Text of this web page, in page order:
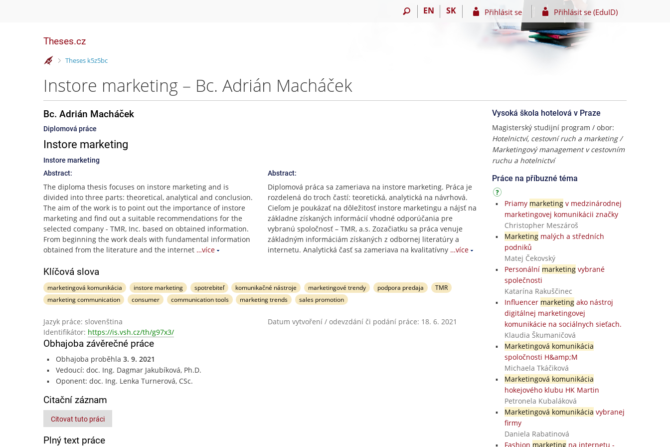
EN SK Přihlásit se Přihlásit se (EduID)
Theses.cz
>
Theses k5z5bc
Instore marketing – Bc. Adrián Macháček
Bc. Adrián Macháček
Diplomová práce
Instore marketing
Instore marketing
Abstract:
The diploma thesis focuses on instore marketing and is
divided into three parts: theoretical, analytical and conclusion.
The aim of the work is to point out the importance of instore
marketing and find out a suitable recommendations for the
selected company - TMR, Inc. based on obtained information.
From beginning the work deals with fundamental information
obtained from the literature and the internet …více
Abstract:
Diplomová práca sa zameriava na instore marketing. Práca je
rozdelená do troch častí: teoretická, analytická na návrhová.
Cieľom je poukázať na dôležitosť instore marketingu a nájsť na
základne získaných informácií vhodné odporúčania pre
vybranú spoločnosť – TMR, a.s. Zozačiatku sa práca venuje
základným informáciám získaných z odbornej literatúry a
internetu. Analytická časť sa zameriava na kvalitatívny …více
Klíčová slova
marketingová komunikácia instore marketing spotrebiteľ komunikačné nástroje marketingové trendy podpora predaja
TMR
marketing communication
consumer communication tools marketing trends sales promotion
Jazyk práce: slovenština
Datum vytvoření / odevzdání či podání práce: 18. 6. 2021
Identifikátor: https://is.vsh.cz/th/g97x3/
Obhajoba závěrečné práce
Obhajoba proběhla 3. 9. 2021
Vedoucí: doc. Ing. Dagmar Jakubíková, Ph.D.
Oponent: doc. Ing. Lenka Turnerová, CSc.
Citační záznam
Citovat tuto práci
Plný text práce
Vysoká škola hotelová v Praze
Magisterský studijní program / obor:
Hotelnictví, cestovní ruch a marketing /
Marketingový management v cestovním
ruchu a hotelnictví
Práce na příbuzné téma
Priamy marketingv medzinárodnej
marketingovej komunikácii značky
Christopher Meszároš
Marketingmalých a středních
podniků
Matej Čekovský
Personální marketingvybrané
společnosti
Katarína Rakuščinec
Influencer marketingako nástroj
digitálnej marketingovej
komunikácie na sociálnych sieťach.
Klaudia Škumaničová
Marketingová komunikácia
spoločnosti H&amp;M
Michaela Tkáčiková
Marketingová komunikácia
hokejového klubu HK Martin
Petronela Kubaláková
Marketingová komunikácia vybranej
firmy
Daniela Rabatinová
Fashion marketingna internetu -